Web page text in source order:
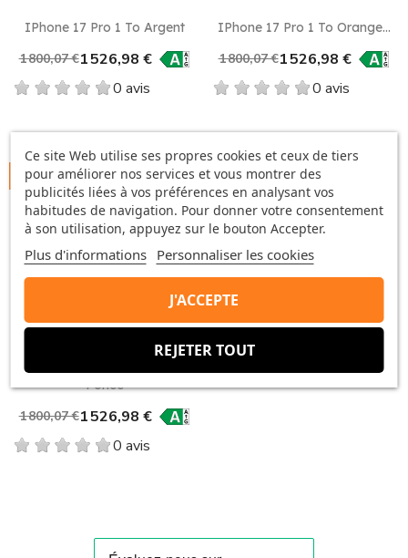
IPhone 17 Pro 1 To Argent
1 800,07 €1 526,98 €
0 avis
IPhone 17 Pro 1 To Orange...
1 800,07 €1 526,98 €
0 avis
Foncé
1 800,07 €1 526,98 €
0 avis
-273,09 €
favorite_border
Ce site Web utilise ses propres cookies et ceux de tiers
pour améliorer nos services et vous montrer des
publicités liées à vos préférences en analysant vos
habitudes de navigation. Pour donner votre consentement
à son utilisation, appuyez sur le bouton Accepter.
Plus d'informations Personnaliser les cookies
REJETER TOUT
J'ACCEPTE